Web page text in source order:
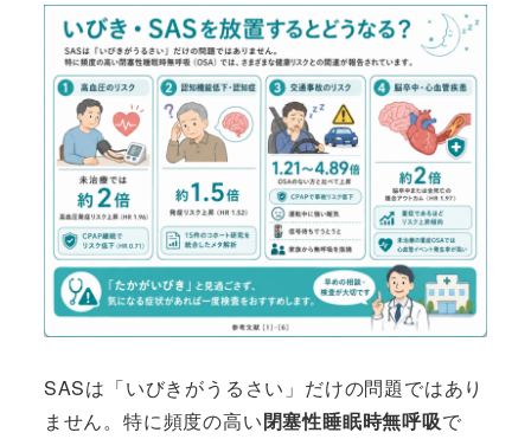
SASは「いびきがうるさい」だけの問題ではあり
ません。特に頻度の高い閉塞性睡眠時無呼吸で